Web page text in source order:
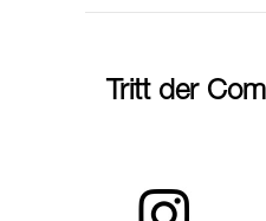
Tritt der